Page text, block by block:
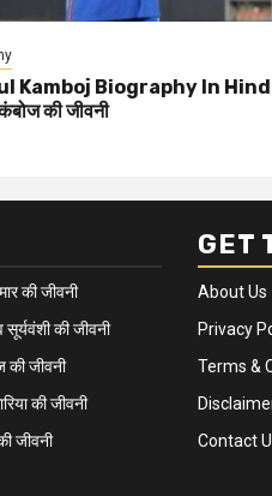
Kamboj Biography In
की जीवनी
की जीवनी
की जीवनी
जीवनी
की जीवनी
जीवनी
GET
About Us
Privacy
Terms &
Contact